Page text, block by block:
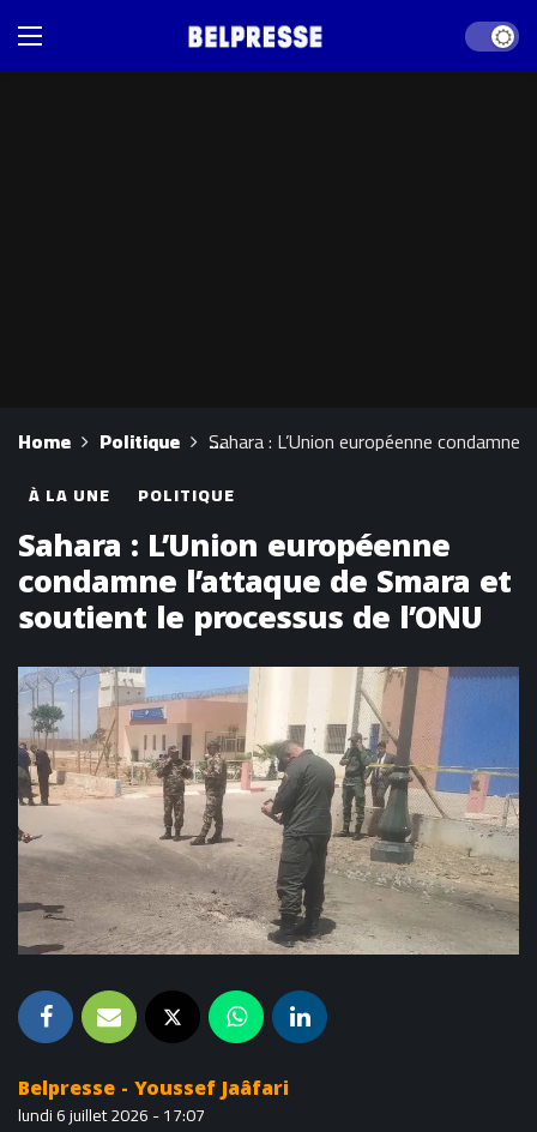
Dark
Home Politique Sahara : L’Union européenne
À LA UNE POLITIQUE
Sahara : L’Union européenne
condamne l’attaque de Smara et
soutient le processus de l’ONU
Belpresse - Youssef Jaâfari
lundi 6 juillet 2026 - 17:07